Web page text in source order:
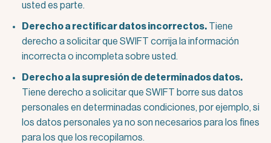
usted es parte.
Derecho a rectificar datos incorrectos.Tiene
derecho a solicitar que SWIFT corrija la información
incorrecta o incompleta sobre usted.
Derecho a la supresión de determinados datos.
Tiene derecho a solicitar que SWIFT borre sus datos
personales en determinadas condiciones, por ejemplo, si
los datos personales ya no son necesarios para los fines
para los que los recopilamos.